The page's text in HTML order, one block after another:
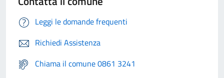
Leggi le domande frequenti
Richiedi Assistenza
Chiama il comune 0861 3241